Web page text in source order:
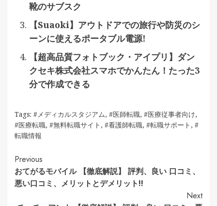
靴のサブスク
【Suaoki】アウトドアでの旅行や防災のシ
ーンに使えるポータブル電源!
【超高品質フォトブック・アイプリ】ダン
クセキ株式会社スマホでかんたん！たった3
分で作成できる
Tags: #メディカルスタジアム, #医師転職, #医療従事者向け,
#医療転職, #無料転職サイト , #看護師転職, #転職サポート , #
転職情報
Continue
Reading
Previous
おてがるモバイル 【徹底解説】 評判、良い 口コミ、
悪い口コミ、メリットとデメリット!!
Next